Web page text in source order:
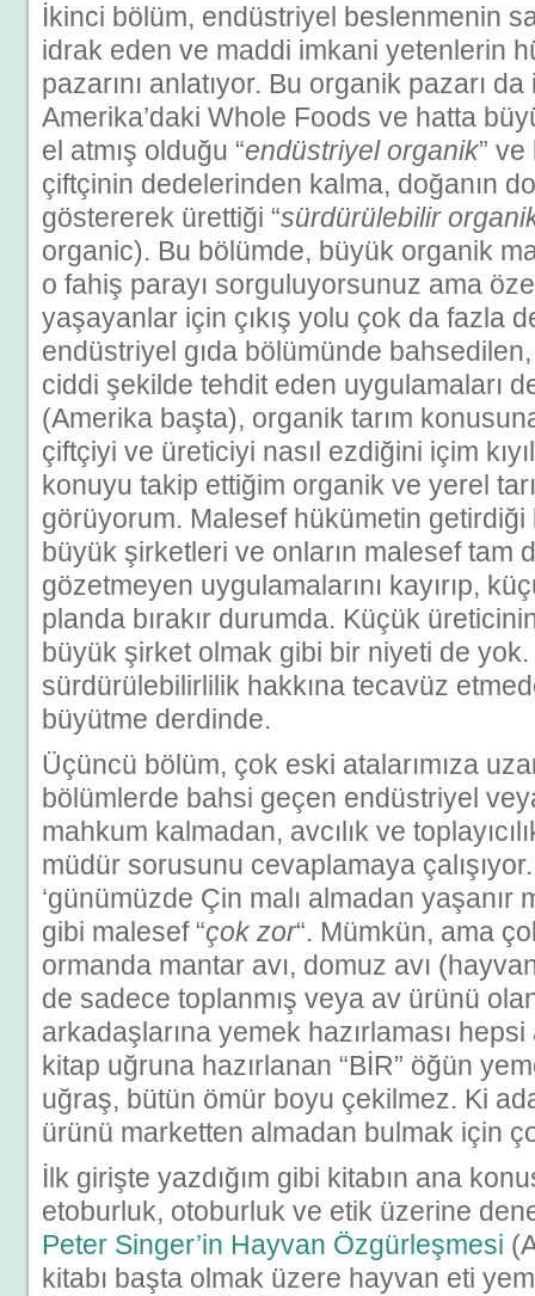
İkinci bölüm, endüstriyel beslenmenin
idrak eden ve maddi imkani yetenlerin
pazarını anlatıyor. Bu organik pazarı da
Amerika’daki Whole Foods ve hatta
el atmış olduğu “endüstriyel organik” ve
çiftçinin dedelerinden kalma, doğanın
göstererek ürettiği “sürdürülebilir
organic). Bu bölümde, büyük organik
o fahiş parayı sorguluyorsunuz ama
yaşayanlar için çıkış yolu çok da fazla
endüstriyel gıda bölümünde bahsedilen,
ciddi şekilde tehdit eden uygulamaları
(Amerika başta), organik tarım
çiftçiyi ve üreticiyi nasıl ezdiğini içim
konuyu takip ettiğim organik ve yerel
görüyorum. Malesef hükümetin getirdiği
büyük şirketleri ve onların malesef tam
gözetmeyen uygulamalarını kayırıp,
planda bırakır durumda. Küçük
büyük şirket olmak gibi bir niyeti de yok.
sürdürülebilirlilik hakkına tecavüz
büyütme derdinde.
Üçüncü bölüm, çok eski atalarımıza
bölümlerde bahsi geçen endüstriyel
mahkum kalmadan, avcılık ve
müdür sorusunu cevaplamaya
‘günümüzde Çin malı almadan yaşanır
gibi malesef “çok zor“. Mümkün, ama
ormanda mantar avı, domuz avı
de sadece toplanmış veya av ürünü
arkadaşlarına yemek hazırlaması
kitap uğruna hazırlanan “BİR” öğün
uğraş, bütün ömür boyu çekilmez. Ki
ürünü marketten almadan bulmak için
İlk girişte yazdığım gibi kitabın ana
etoburluk, otoburluk ve etik üzerine
Peter Singer’in Hayvan Özgürleşmesi
kitabı başta olmak üzere hayvan eti